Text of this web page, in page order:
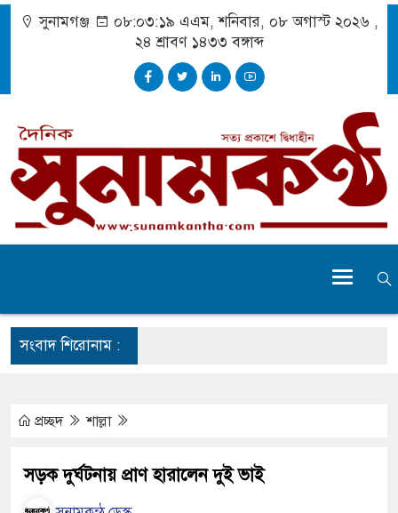
সুনামগঞ্জ ০৮:০৩:২০ এএম, শনিবার, ০৮ অগাস্ট ২০২৬ ,
২৪ শ্রাবণ ১৪৩৩ বঙ্গাব্দ
সংবাদ শিরোনাম :
: স্বরাষ্ট্রমন্ত্রী
প্রচ্ছদ শাল্লা
সড়ক দুর্ঘটনায় প্রাণ হারালেন দুই ভাই